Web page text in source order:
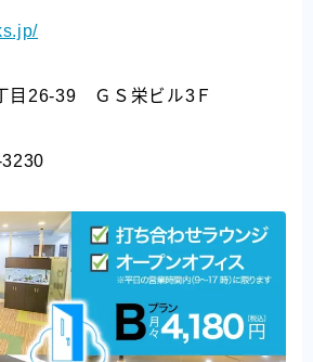
目26-39 ＧＳ栄ビル3Ｆ